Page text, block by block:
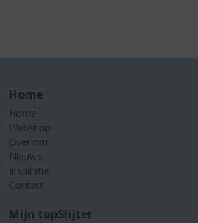
Home
Home
Webshop
Over ons
Nieuws
Inspiratie
Contact
Mijn topSlijter